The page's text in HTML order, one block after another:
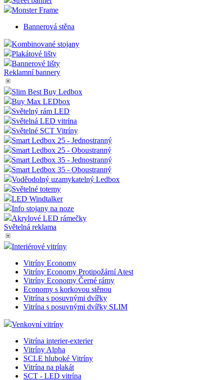
Monster Frame
Bannerová stěna
Kombinované stojany
Plakátové lišty
Bannerové lišty
Reklamní bannery
Slim Best Buy Ledbox
Buy Max LEDbox
Světelný rám LED
Světelná LED vitrína
Světelné SCT Vitríny
Smart Ledbox 25 - Jednostranný
Smart Ledbox 25 - Oboustranný
Smart Ledbox 35 - Jednostranný
Smart Ledbox 35 - Oboustranný
Voděodolný uzamykatelný Ledbox
Světelné totemy
LED Windtalker
Info stojany na noze
Akrylové LED rámečky
Světelná reklama
Interiérové vitríny
Vitríny Economy
Vitríny Economy Protipožární Atest
Vitríny Economy Černé rámy
Economy s korkovou stěnou
Vitrína s posuvnými dvířky
Vitrína s posuvnými dvířky SLIM
Venkovní vitríny
Vitrína interier-exterier
Vitríny Alpha
SCLE hluboké Vitríny
Vitrína na plakát
SCT - LED vitrína